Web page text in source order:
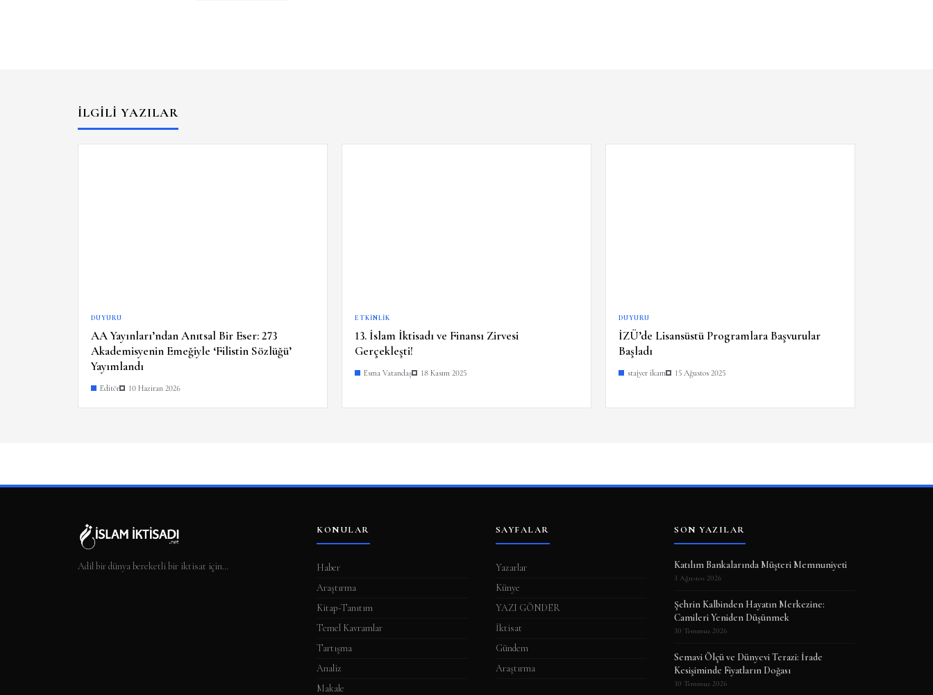
İLGILI YAZILAR
DUYURU
AA Yayınları’ndan Anıtsal Bir Eser: 273
Akademisyenin Emeğiyle ‘Filistin Sözlüğü’
Yayımlandı
Editör 10 Haziran 2026
ETKINLIK
13. İslam İktisadı ve Finansı Zirvesi
Gerçekleşti!
Esma Vatandaş 18 Kasım 2025
DUYURU
İZÜ’de Lisansüstü Programlara Başvurular
Başladı
stajyer ikam 15 Ağustos 2025
Adil bir dünya bereketli bir iktisat için…
KONULAR
Haber
Araştırma
Kitap-Tanıtım
Temel Kavramlar
Tartışma
Analiz
Makale
SAYFALAR
Yazarlar
Künye
YAZI GÖNDER
İktisat
Gündem
Araştırma
SON YAZILAR
Katılım Bankalarında Müşteri Memnuniyeti
3 Ağustos 2026
Şehrin Kalbinden Hayatın Merkezine:
Camileri Yeniden Düşünmek
30 Temmuz 2026
Semavi Ölçü ve Dünyevi Terazi: İrade
Kesişiminde Fiyatların Doğası
30 Temmuz 2026